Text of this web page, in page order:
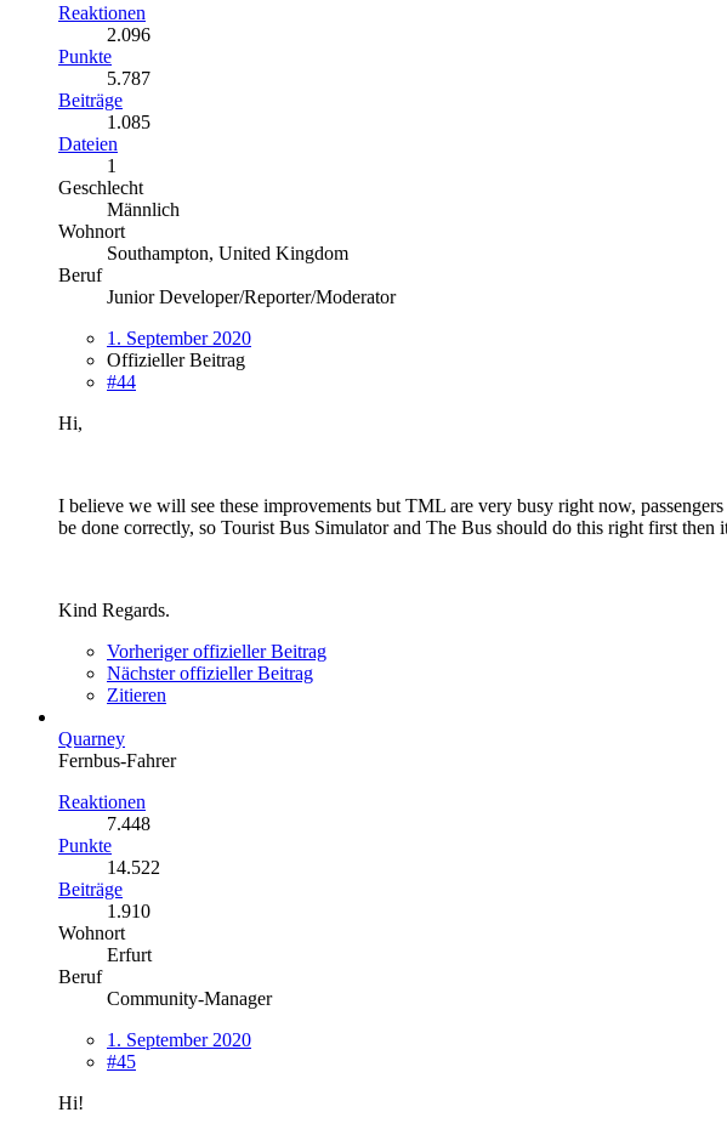
Reaktionen
2.096
Punkte
5.787
Beiträge
1.085
Dateien
1
Geschlecht
Männlich
Wohnort
Southampton, United Kingdom
Beruf
Junior Developer/Reporter/Moderator
1. September 2020
Offizieller Beitrag
#44
Hi,
I believe we will see these improvements but TML are very busy right now,
be done correctly, so Tourist Bus Simulator and The Bus should do this right first
Kind Regards.
Vorheriger offizieller Beitrag
Nächster offizieller Beitrag
Zitieren
Quarney
Fernbus-Fahrer
Reaktionen
7.448
Punkte
14.522
Beiträge
1.910
Wohnort
Erfurt
Beruf
Community-Manager
1. September 2020
#45
Hi!